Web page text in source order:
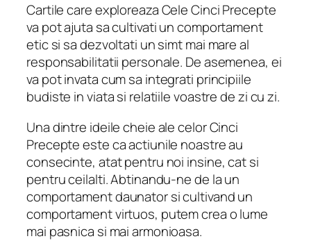
Cartile care exploreaza Cele Cinci Precepte
va pot ajuta sa cultivati un comportament
etic si sa dezvoltati un simt mai mare al
responsabilitatii personale. De asemenea, ei
va pot invata cum sa integrati principiile
budiste in viata si relatiile voastre de zi cu zi.
Una dintre ideile cheie ale celor Cinci
Precepte este ca actiunile noastre au
consecinte, atat pentru noi insine, cat si
pentru ceilalti. Abtinandu-ne de la un
comportament daunator si cultivand un
comportament virtuos, putem crea o lume
mai pasnica si mai armonioasa.